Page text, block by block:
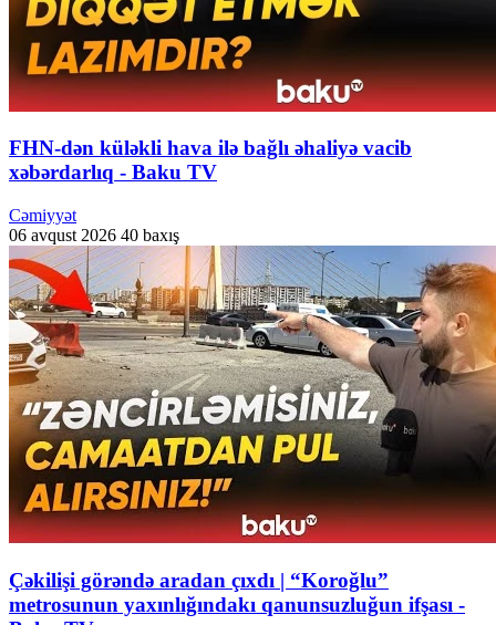
FHN-dən küləkli hava ilə bağlı əhaliyə vacib
xəbərdarlıq - Baku TV
Cəmiyyət
06 avqust 2026 40 baxış
Çəkilişi görəndə aradan çıxdı | “Koroğlu”
metrosunun yaxınlığındakı qanunsuzluğun ifşası -